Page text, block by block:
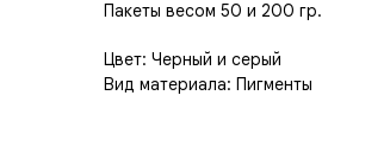
Пакеты весом 50 и 200 гр.
Цвет: Черный и серый
Вид материала: Пигменты